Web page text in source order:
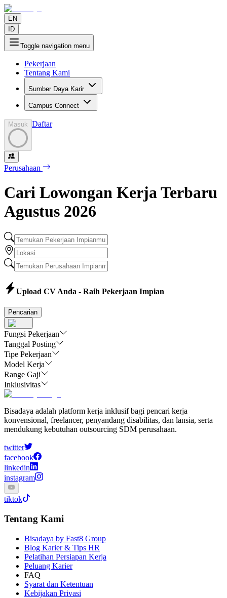
EN
ID
Toggle navigation menu
Pekerjaan
Tentang Kami
Sumber Daya Karir
Campus Connect
Masuk Daftar
Perusahaan
Cari Lowongan Kerja Terbaru
Agustus 2026
Upload CV Anda - Raih Pekerjaan Impian
Pencarian
Fungsi Pekerjaan
Tanggal Posting
Tipe Pekerjaan
Model Kerja
Range Gaji
Inklusivitas
Bisadaya adalah platform kerja inklusif bagi pencari kerja
konvensional, freelancer, penyandang disabilitas, dan lansia, serta
mendukung kebutuhan outsourcing SDM perusahaan.
twitter
facebook
linkedin
instagram
tiktok
Tentang Kami
Bisadaya by Fast8 Group
Blog Karier & Tips HR
Pelatihan Persiapan Kerja
Peluang Karier
FAQ
Syarat dan Ketentuan
Kebijakan Privasi